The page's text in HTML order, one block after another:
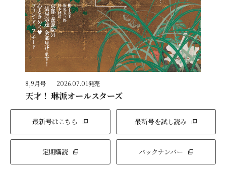
8,9月号 2026.07.01発売
天才！ 琳派オールスターズ
最新号はこちら 最新号を試し読み
定期購読 バックナンバー